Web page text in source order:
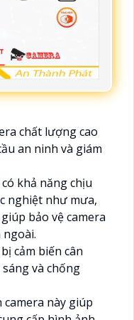
chất lượng cao
an ninh và giám
khả năng chịu
nghiệt như mưa,
bảo vệ camera
cảm biến cân
và chống
này giúp